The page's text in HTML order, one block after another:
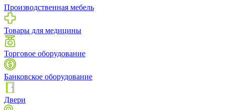
Производственная мебель
Товары для медицины
Торговое оборудование
Банковское оборудование
Двери